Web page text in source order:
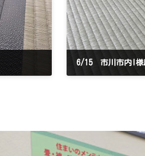
6/15 市川市内I様